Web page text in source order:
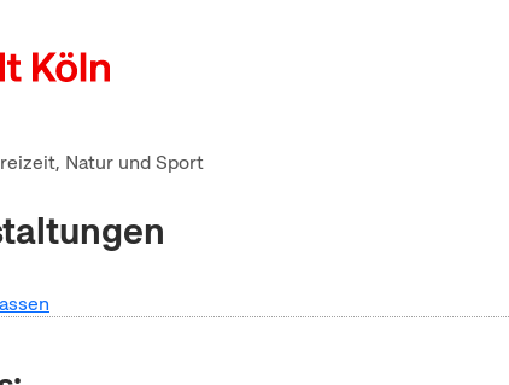
Natur und Sport